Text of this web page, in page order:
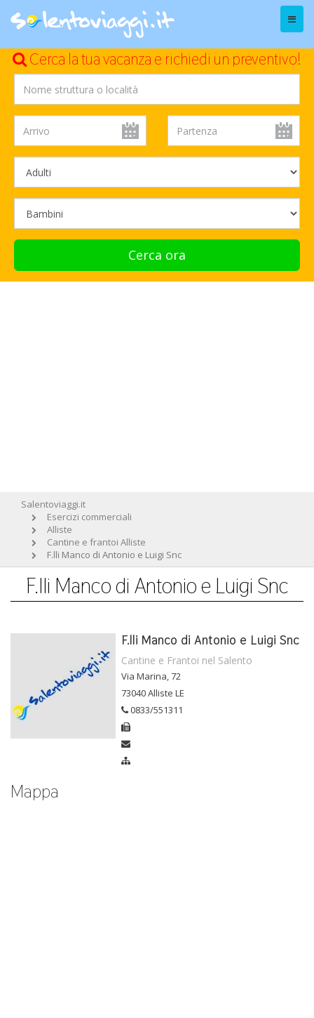
Menu
Cerca la tua vacanza e richiedi un preventivo!
Cerca ora
Salentoviaggi.it
Esercizi commerciali
Alliste
Cantine e frantoi Alliste
F.lli Manco di Antonio e Luigi Snc
F.lli Manco di Antonio e Luigi Snc
F.lli Manco di Antonio e Luigi Snc
Cantine e Frantoi nel Salento
Via Marina, 72
73040 Alliste LE
0833/551311
Mappa